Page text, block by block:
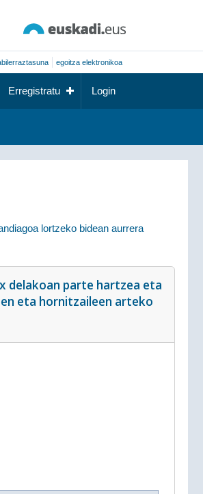
egoitza elektronikoa
Erregistratu Login
lortzeko bidean aurrera
delakoan parte hartzea eta
eta hornitzaileen arteko